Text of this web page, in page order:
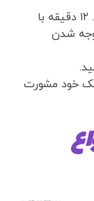
دو پیمانه از نمک موردنظر را در آب حل کنید. ۱۲ دقیقه با
شدن
خود مشورت